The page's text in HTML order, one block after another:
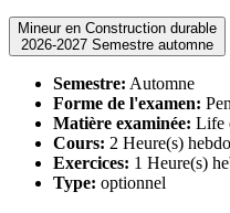
Mineur en Construction durable
2026-2027 Semestre automne
Semestre: Automne
Forme de l'examen:
Matière examinée: Life
Cours: 2 Heure(s)
Exercices: 1 Heure(s)
Type: optionnel